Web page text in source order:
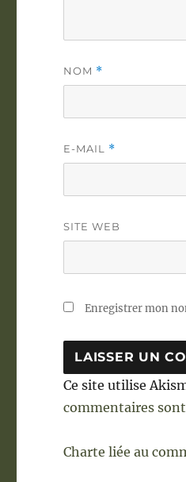
NOM *
E-MAIL *
SITE WEB
Enregistrer mon
Ce site utilise
commentaires
Charte liée au